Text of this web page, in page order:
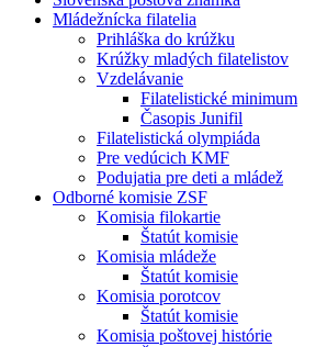
Mládežnícka filatelia
Prihláška do krúžku
Krúžky mladých filatelistov
Vzdelávanie
Filatelistické minimum
Časopis Junifil
Filatelistická olympiáda
Pre vedúcich KMF
Podujatia pre deti a mládež
Odborné komisie ZSF
Komisia filokartie
Štatút komisie
Komisia mládeže
Štatút komisie
Komisia porotcov
Štatút komisie
Komisia poštovej histórie